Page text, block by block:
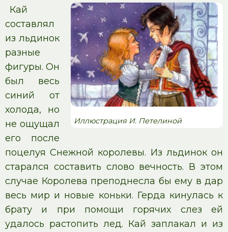
Иллюстрация И. Петелиной
Кай
составлял
из льдинок
разные
фигуры. Он
был весь
синий от
холода, но
не ощущал
его после
поцелуя Снежной королевы. Из льдинок он
старался составить слово вечность. В этом
случае Королева преподнесла бы ему в дар
весь мир и новые коньки. Герда кинулась к
брату и при помощи горячих слез ей
удалось растопить лед. Кай заплакал и из